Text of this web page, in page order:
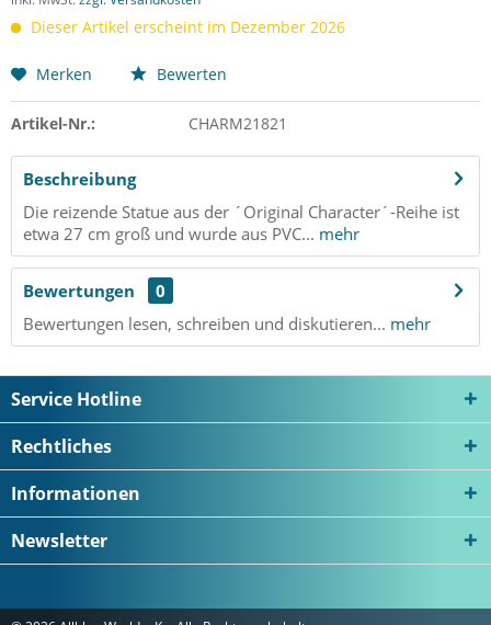
Dieser Artikel erscheint im Dezember 2026
Merken Bewerten
Artikel-Nr.: CHARM21821
Beschreibung
Die reizende Statue aus der ´Original Character´-Reihe ist
etwa 27 cm groß und wurde aus PVC... mehr
Bewertungen
0
Bewertungen lesen, schreiben und diskutieren... mehr
Service Hotline
Rechtliches
Informationen
Newsletter